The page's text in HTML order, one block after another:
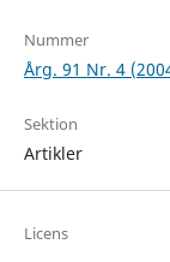
Nummer
Årg. 91 Nr. 4
Sektion
Artikler
Licens